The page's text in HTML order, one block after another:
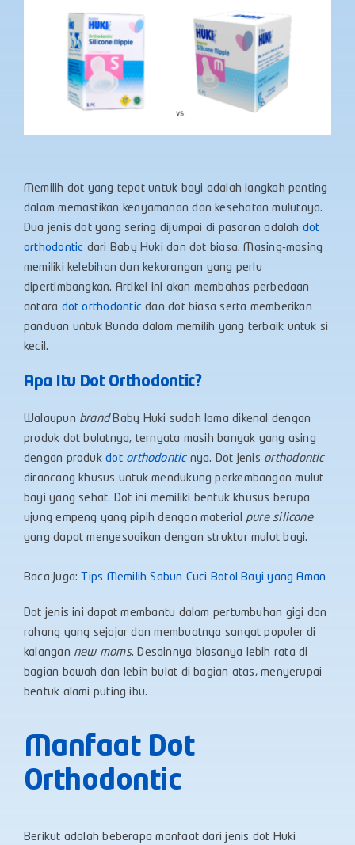
Memilih dot yang tepat untuk bayi adalah langkah penting
dalam memastikan kenyamanan dan kesehatan mulutnya.
Dua jenis dot yang sering dijumpai di pasaran adalah dot
orthodontic dari Baby Huki dan dot biasa. Masing-masing
memiliki kelebihan dan kekurangan yang perlu
dipertimbangkan. Artikel ini akan membahas perbedaan
antara dot orthodontic dan dot biasa serta memberikan
panduan untuk Bunda dalam memilih yang terbaik untuk si
kecil.
Apa Itu Dot Orthodontic?
Walaupun brandBaby Huki sudah lama dikenal dengan
produk dot bulatnya, ternyata masih banyak yang asing
dengan produkdot orthodonticnya. Dot jenis orthodontic
dirancang khusus untuk mendukung perkembangan mulut
bayi yang sehat. Dot ini memiliki bentuk khusus berupa
ujung empeng yang pipih dengan material pure silicone
yang dapat menyesuaikan dengan struktur mulut bayi.
Baca Juga: Tips Memilih Sabun Cuci Botol Bayi yang Aman
Dot jenis ini dapat membantu dalam pertumbuhan gigi dan
rahang yang sejajar dan membuatnya sangat populer di
kalangan new moms. Desainnya biasanya lebih rata di
bagian bawah dan lebih bulat di bagian atas, menyerupai
bentuk alami puting ibu.
Manfaat Dot
Orthodontic
Berikut adalah beberapa manfaat dari jenis dot Huki